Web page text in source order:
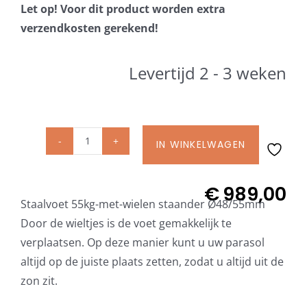
Beschermhoezen
Glatz parasoldoeken
Glatz stofstalen collectie Sampleboeken
Umbrosa en Paraflex parasoldoeken
Onze merken
Let op! Voor dit product worden extra
verzendkosten gerekend!
Levertijd 2 - 3 weken
Glatz
55
kg
met
wielen
IN WINKELWAGEN
€989,00
Staalvoet 55kg-met-wielen staander Ø48/55mm
Door de wieltjes is de voet gemakkelijk te
verplaatsen. Op deze manier kunt u uw parasol
altijd op de juiste plaats zetten, zodat u altijd uit de
zon zit.